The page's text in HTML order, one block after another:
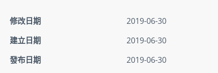
修改日期
2019-06-30
建立日期
2019-06-30
發布日期
2019-06-30